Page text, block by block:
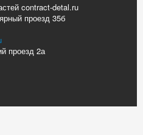
contract-detal.ru
проезд 35б
проезд 2а